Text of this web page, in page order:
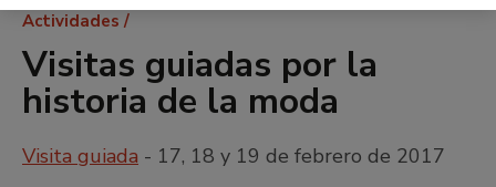
Ruta
de
navegación
Actividades
Visitas guiadas por la
historia de la moda
Visita guiada - 17, 18 y 19 de febrero de 2017